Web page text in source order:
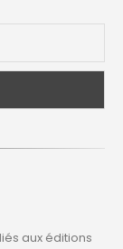
aux éditions